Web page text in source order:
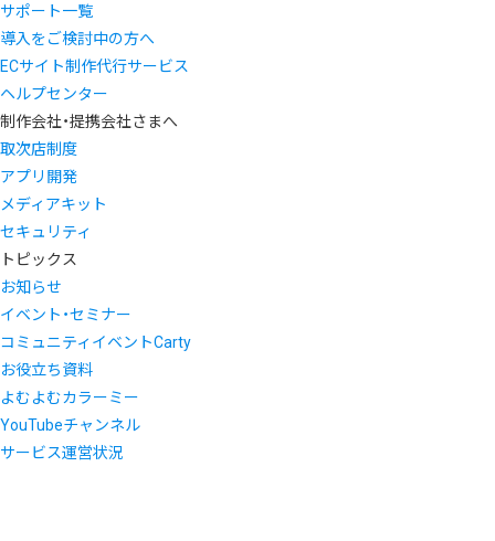
サポート一覧
導入をご検討中の方へ
ECサイト制作代行サービス
ヘルプセンター
制作会社・提携会社さまへ
取次店制度
アプリ開発
メディアキット
セキュリティ
トピックス
お知らせ
イベント・セミナー
コミュニティイベントCarty
お役立ち資料
よむよむカラーミー
YouTubeチャンネル
サービス運営状況